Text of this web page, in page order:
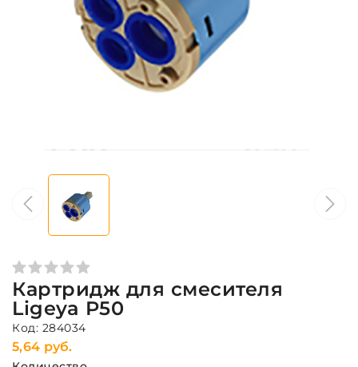
Картридж для смесителя
Ligeya P50
Код: 284034
5,64 руб.